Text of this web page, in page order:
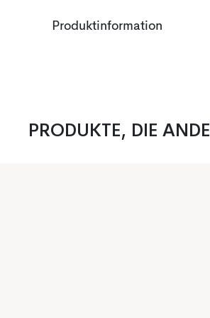
Produktinformation
PRODUKTE, DIE